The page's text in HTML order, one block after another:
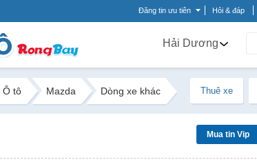
Đăng tin ưu tiên Hỏi & đáp
Hải Dương
Ô tô Mazda Dòng xe khác Thuê xe
Mua tin Vip